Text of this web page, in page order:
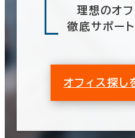
理想のオ
徹底サポート
オフィス探し